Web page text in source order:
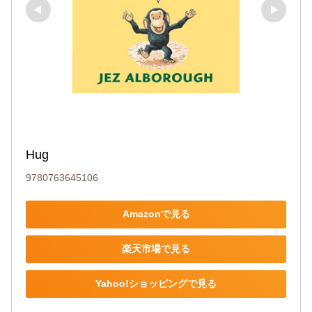
Hug
9780763645106
Amazonで見る
楽天市場で見る
Yahoo!ショッピングで見る